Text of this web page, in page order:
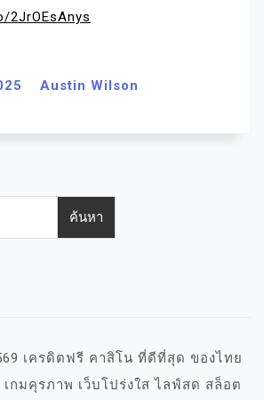
2JrOEsAnys
Austin Wilson
เครดิตฟรี คาสิโน ที่ดีที่สุด ของไทย
กมคุรภาพ เว็บโปร่งใส ไลฟ์สด สล็อต